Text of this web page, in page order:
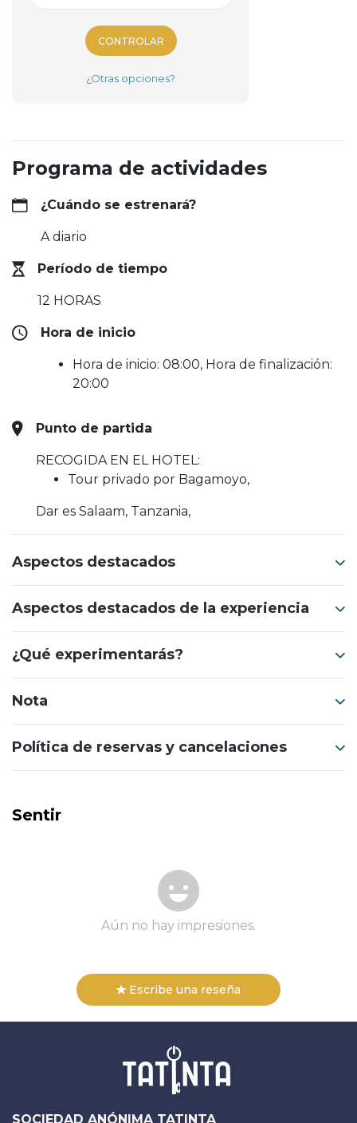
CONTROLAR
¿Otras opciones?
Programa de actividades
¿Cuándo se estrenará?
A diario
Período de tiempo
12 HORAS
Hora de inicio
Hora de inicio: 08:00, Hora de finalización:
20:00
Punto de partida
RECOGIDA EN EL HOTEL:
Tour privado por Bagamoyo,
Dar es Salaam, Tanzania,
Aspectos destacados
Aspectos destacados de la experiencia
¿Qué experimentarás?
Nota
Política de reservas y cancelaciones
Sentir
Aún no hay impresiones.
Escribe una reseña
SOCIEDAD ANÓNIMA TATINTA